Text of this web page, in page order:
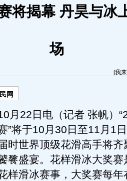
将揭幕 丹昊与冰
场
[我
网
22日电（记者 张帆）
”将于10月30日至11月1
时世界顶级花滑高手将齐
餮盛宴。花样滑冰大奖赛
样滑冰赛事，大奖赛每年